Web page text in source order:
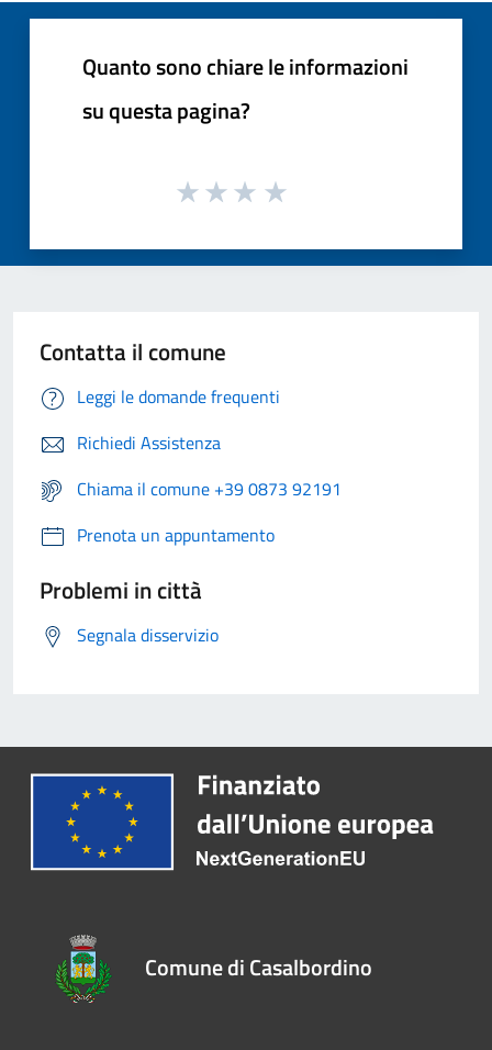
Quanto sono chiare le informazioni
su questa pagina?
Contatta il comune
Leggi le domande frequenti
Richiedi Assistenza
Chiama il comune +39 0873 92191
Prenota un appuntamento
Problemi in città
Segnala disservizio
Comune di Casalbordino